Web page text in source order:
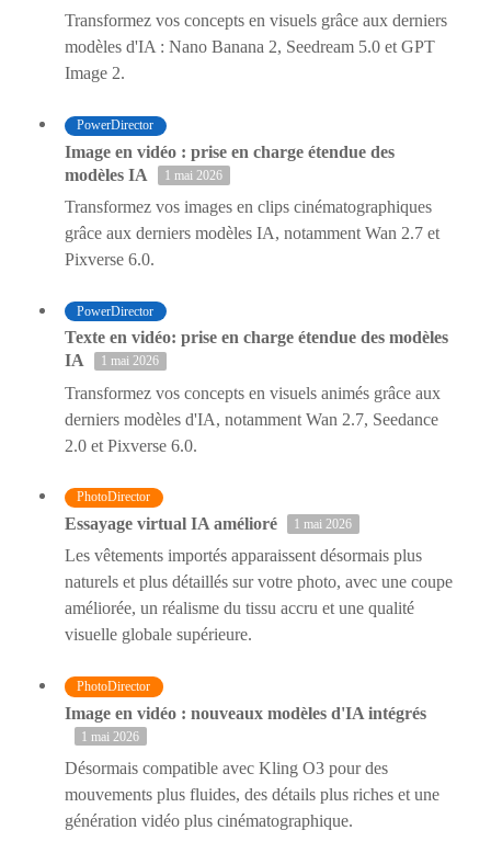
Transformez vos concepts en visuels grâce aux derniers
modèles d'IA : Nano Banana 2, Seedream 5.0 et GPT
Image 2.
PowerDirector
Image en vidéo : prise en charge étendue des
modèles IA
1 mai 2026
Transformez vos images en clips cinématographiques
grâce aux derniers modèles IA, notamment Wan 2.7 et
Pixverse 6.0.
PowerDirector
Texte en vidéo: prise en charge étendue des modèles
IA
1 mai 2026
Transformez vos concepts en visuels animés grâce aux
derniers modèles d'IA, notamment Wan 2.7, Seedance
2.0 et Pixverse 6.0.
PhotoDirector
Essayage virtual IA amélioré 1 mai 2026
Les vêtements importés apparaissent désormais plus
naturels et plus détaillés sur votre photo, avec une coupe
améliorée, un réalisme du tissu accru et une qualité
visuelle globale supérieure.
PhotoDirector
Image en vidéo : nouveaux modèles d'IA intégrés
1 mai 2026
Désormais compatible avec Kling O3 pour des
mouvements plus fluides, des détails plus riches et une
génération vidéo plus cinématographique.